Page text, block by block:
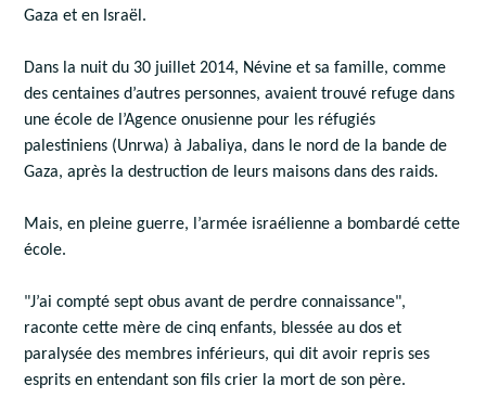
Gaza et en Israël.
Dans la nuit du 30 juillet 2014, Névine et sa famille, comme
des centaines d’autres personnes, avaient trouvé refuge dans
une école de l’Agence onusienne pour les réfugiés
palestiniens (Unrwa) à Jabaliya, dans le nord de la bande de
Gaza, après la destruction de leurs maisons dans des raids.
Mais, en pleine guerre, l’armée israélienne a bombardé cette
école.
"J’ai compté sept obus avant de perdre connaissance",
raconte cette mère de cinq enfants, blessée au dos et
paralysée des membres inférieurs, qui dit avoir repris ses
esprits en entendant son fils crier la mort de son père.